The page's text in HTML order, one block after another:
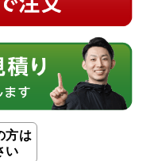
方は
い